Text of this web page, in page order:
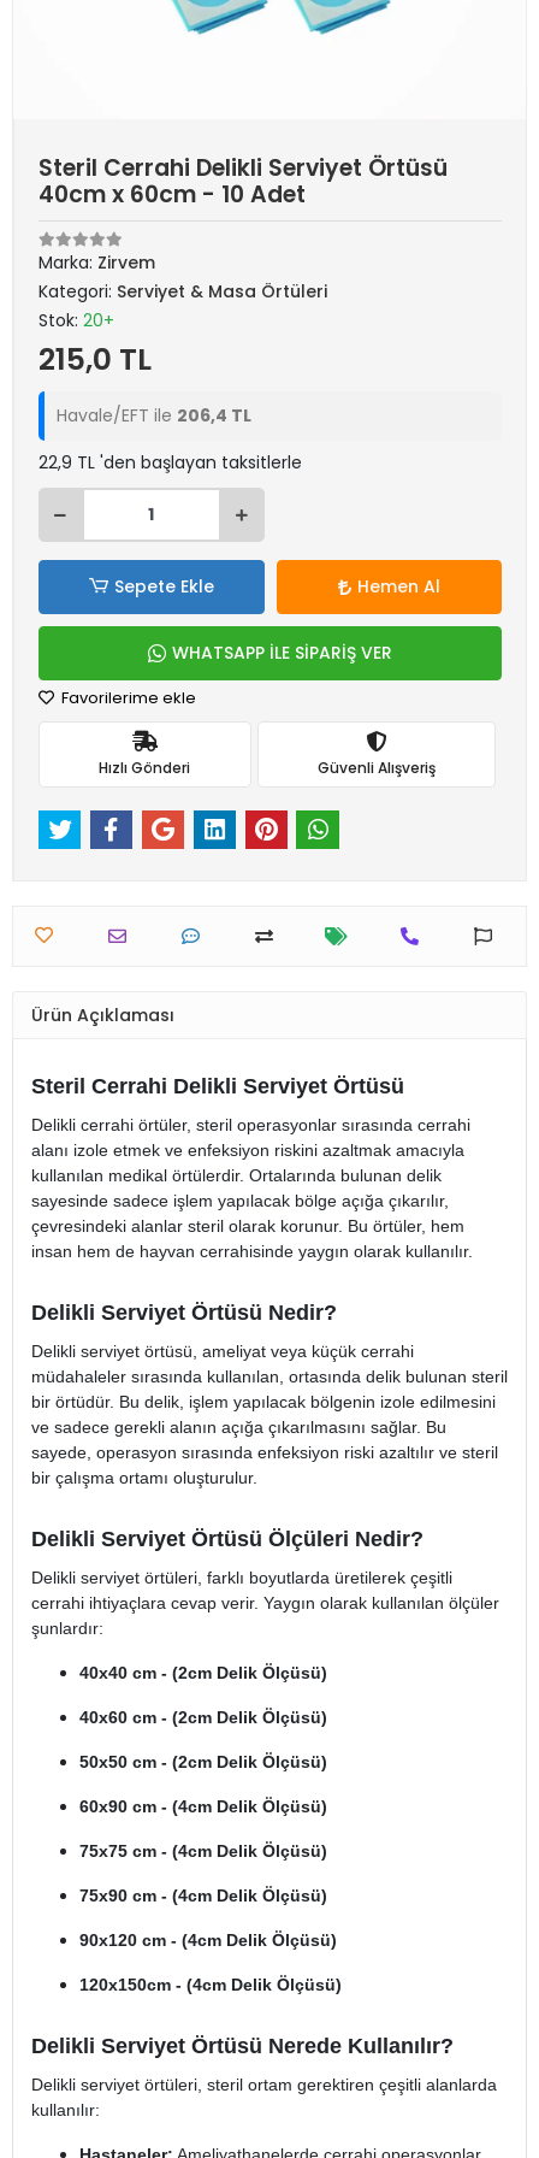
Steril Cerrahi Delikli Serviyet Örtüsü
40cm x 60cm - 10 Adet
Marka: Zirvem
Kategori: Serviyet & Masa Örtüleri
Stok: 20+
215,0 TL
Havale/EFT ile 206,4 TL
22,9 TL 'den başlayan taksitlerle
Sepete Ekle Hemen Al
WHATSAPP İLE SİPARİŞ VER
Favorilerime ekle
Hızlı Gönderi Güvenli Alışveriş
Ürün Açıklaması
Steril Cerrahi Delikli Serviyet Örtüsü
Delikli cerrahi örtüler, steril operasyonlar sırasında cerrahi
alanı izole etmek ve enfeksiyon riskini azaltmak amacıyla
kullanılan medikal örtülerdir. Ortalarında bulunan delik
sayesinde sadece işlem yapılacak bölge açığa çıkarılır,
çevresindeki alanlar steril olarak korunur. Bu örtüler, hem
insan hem de hayvan cerrahisinde yaygın olarak kullanılır.
Delikli Serviyet Örtüsü Nedir?
Delikli serviyet örtüsü, ameliyat veya küçük cerrahi
müdahaleler sırasında kullanılan, ortasında delik bulunan steril
bir örtüdür. Bu delik, işlem yapılacak bölgenin izole edilmesini
ve sadece gerekli alanın açığa çıkarılmasını sağlar. Bu
sayede, operasyon sırasında enfeksiyon riski azaltılır ve steril
bir çalışma ortamı oluşturulur.
Delikli Serviyet Örtüsü Ölçüleri Nedir?
Delikli serviyet örtüleri, farklı boyutlarda üretilerek çeşitli
cerrahi ihtiyaçlara cevap verir. Yaygın olarak kullanılan ölçüler
şunlardır:
40x40 cm - (2cm Delik Ölçüsü)
40x60 cm - (2cm Delik Ölçüsü)
50x50 cm - (2cm Delik Ölçüsü)
60x90 cm - (4cm Delik Ölçüsü)
75x75 cm - (4cm Delik Ölçüsü)
75x90 cm - (4cm Delik Ölçüsü)
90x120 cm - (4cm Delik Ölçüsü)
120x150cm - (4cm Delik Ölçüsü)
Delikli Serviyet Örtüsü Nerede Kullanılır?
Delikli serviyet örtüleri, steril ortam gerektiren çeşitli alanlarda
kullanılır: